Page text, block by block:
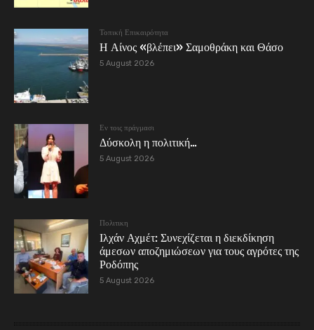
Τοπική Επικαιρότητα
Η Αίνος «βλέπει» Σαμοθράκη και Θάσο
5 August 2026
Εν τοις πράγμασι
Δύσκολη η πολιτική…
5 August 2026
Πολιτικη
Ιλχάν Αχμέτ: Συνεχίζεται η διεκδίκηση
άμεσων αποζημιώσεων για τους αγρότες της
Ροδόπης
5 August 2026